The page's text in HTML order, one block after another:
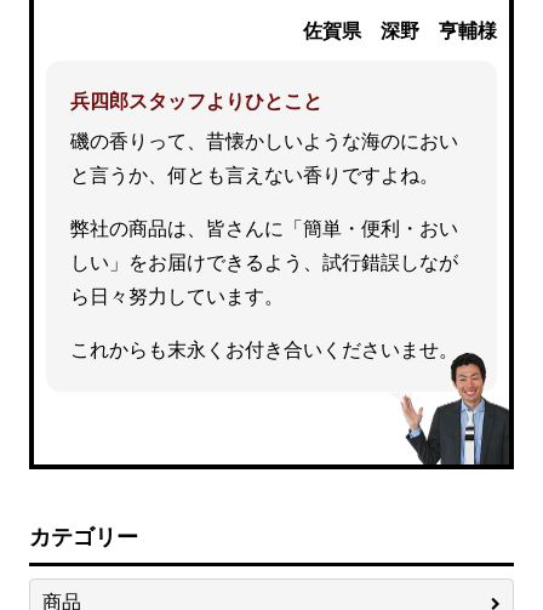
佐賀県 深野 亨輔様
兵四郎スタッフよりひとこと
磯の香りって、昔懐かしいような海のにおい
と言うか、何とも言えない香りですよね。
弊社の商品は、皆さんに「簡単・便利・おい
しい」をお届けできるよう、試行錯誤しなが
ら日々努力しています。
これからも末永くお付き合いくださいませ。
カテゴリー
商品